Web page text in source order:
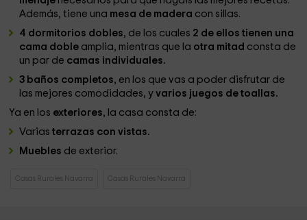
Además, tiene una mesa de madera con sillas.
4 dormitorios dobles, de los cuales 2 de ellos tienen una
cama doble amplia, mientras que la otra mitad consta de
un par de camas individuales.
3 baños completos, en los que vas a poder disfrutar de
las mejores comodidades, yvarios juegos de toallas.
Ya en los exteriores, la casa consta de:
Variasterrazas con vistas.
Muebles de exterior.
Casas Rurales Navarra Casas Rurales Navarra